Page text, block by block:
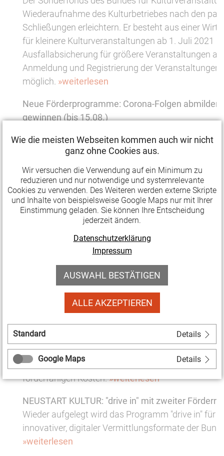
Wiederaufnahme des Kulturbetriebes nach den
Schließungen erleichtern. Er besteht aus einer
für kleinere Kulturveranstaltungen ab 1. Juli 2021
Ausfallabsicherung für größere Veranstaltungen ab
Anmeldung und Registrierung der Veranstaltungen
möglich. »weiterlesen
Neue Förderprogramme: Corona-Folgen
gewinnen (bis 15.08.)
den neuen Förderprogrammen "ZukunftsMut" und
gewinnen. Engagement binden. Zivilgesellschaft
ehrenamtlich getragene Projekte zur Abmilderung
für junge Menschen und Familien sowie bei der
Nachwuchsgewinnung in ländlichen Räumen.
Thüringer Corona-Härtefallfonds aufgelegt (bis
Die Billigkeitsleistung soll Unternehmen in
Notsituation unterstützen, die bisher durch das
über das Portal der Thüringer Aufbaubank möglich
»weiterlesen
Verbesserungen bei der Überbrückungshilfe III
(bis 31.10.)
Die Bundesregierung hat die Bedingungen für die
III und die Neustarthilfe nochmals angepasst -
einer leichteren Antragstellung als auch einer
förderfähigen Kosten.»weiterlesen
NEUSTART KULTUR: "drive in" mit zweiter
Wieder aufgelegt wird das Programm "drive in" für
innovativer, digitaler Vermittlungsformate der
»weiterlesen
Wie die meisten Webseiten kommen auch wir nicht
ganz ohne Cookies aus.
Wir versuchen die Verwendung auf ein Minimum zu
reduzieren und nur notwendige und systemrelevante
Cookies zu verwenden. Des Weiteren werden externe Skripte
und Inhalte von beispielsweise Google Maps nur mit Ihrer
Einstimmung geladen. Sie können Ihre Entscheidung
jederzeit ändern.
Datenschutzerklärung
Impressum
AUSWAHL BESTÄTIGEN
ALLE AKZEPTIEREN
Standard Details
Google Maps Details